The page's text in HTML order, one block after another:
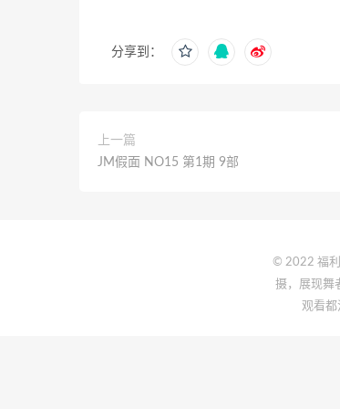
分享到：
上一篇
JM假面 NO15 第1期 9部
© 2022 福利
摄，展现舞
观看